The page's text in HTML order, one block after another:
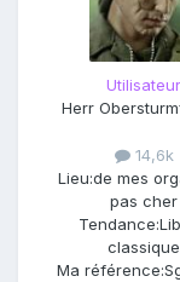
Utilisateur
Herr
14,6k
Lieu:de mes
pas cher
Tendance:
classique
Ma référence: